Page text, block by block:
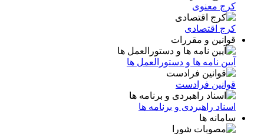
کرج معنوی
کرج اقتصادی
قوانین و مقررات
آیین نامه ها و دستورالعمل ها
قوانین فرادست
اسناد راهبردی و برنامه ها
سامانه ها